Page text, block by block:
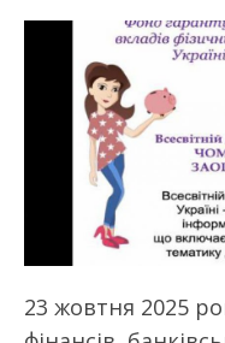
23 жовтня 2025